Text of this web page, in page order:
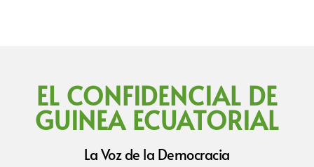
EL CONFIDENCIAL DE
GUINEA ECUATORIAL
La Voz de la Democracia